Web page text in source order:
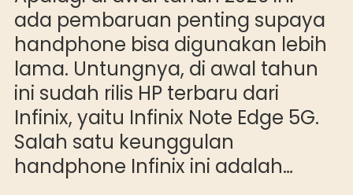
ada pembaruan penting supaya
handphone bisa digunakan lebih
lama. Untungnya, di awal tahun
ini sudah rilis HP terbaru dari
Infinix, yaitu Infinix Note Edge 5G.
Salah satu keunggulan
handphone Infinix ini adalah…